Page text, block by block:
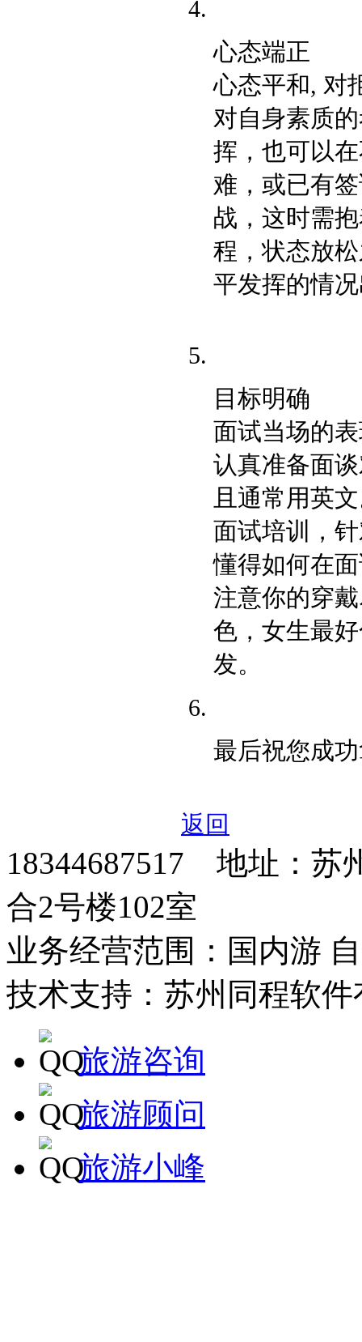
心态端正
心态平和, 对
对自身素质
挥，也可以
难，或已有
战，这时需
程，状态放
平发挥的情
目标明确
面试当场的
认真准备面
且通常用英
面试培训，
懂得如何在
注意你的穿
色，女生最
发。
最后祝您成
返回
18344687517 地址：苏
合2号楼102室
业务经营范围：国内游
技术支持：苏州同程软
旅游咨询
旅游顾问
旅游小峰